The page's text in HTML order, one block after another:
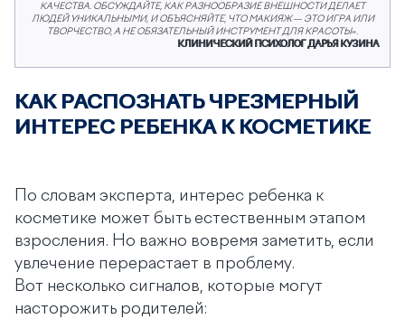
КАЧЕСТВА. ОБСУЖДАЙТЕ, КАК РАЗНООБРАЗИЕ ВНЕШНОСТИ ДЕЛАЕТ
ЛЮДЕЙ УНИКАЛЬНЫМИ, И ОБЪЯСНЯЙТЕ, ЧТО МАКИЯЖ — ЭТО ИГРА ИЛИ
ТВОРЧЕСТВО, А НЕ ОБЯЗАТЕЛЬНЫЙ ИНСТРУМЕНТ ДЛЯ КРАСОТЫ».
КЛИНИЧЕСКИЙ ПСИХОЛОГ ДАРЬЯ КУЗИНА
КАК РАСПОЗНАТЬ ЧРЕЗМЕРНЫЙ
ИНТЕРЕС РЕБЕНКА К КОСМЕТИКЕ
По словам эксперта, интерес ребенка к
косметике может быть естественным этапом
взросления. Но важно вовремя заметить, если
увлечение перерастает в проблему.
Вот несколько сигналов, которые могут
насторожить родителей: